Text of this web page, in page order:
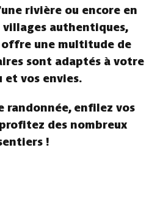
rivière ou encore en
villages authentiques,
offre une multitude de
sont adaptés à votre
et vos envies.
randonnée, enfilez vos
des nombreux
!